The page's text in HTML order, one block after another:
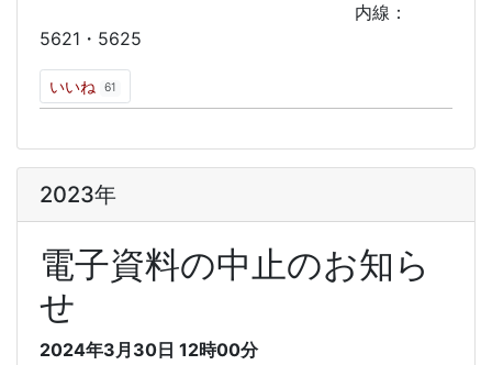
内線：
5621・5625
いいね 61
2023年
電子資料の中止のお知ら
せ
2024年3月30日 12時00分